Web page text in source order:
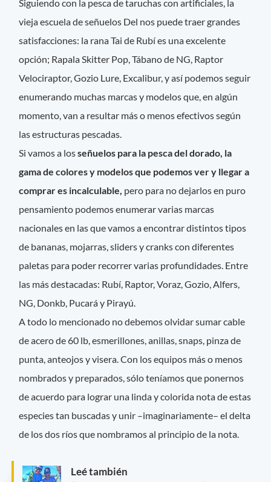
Siguiendo con la pesca de taruchas con artificiales, la
vieja escuela de señuelos Del nos puede traer grandes
satisfacciones: la rana Tai de Rubí es una excelente
opción; Rapala Skitter Pop, Tábano de NG, Raptor
Velociraptor, Gozio Lure, Excalibur, y así podemos seguir
enumerando muchas marcas y modelos que, en algún
momento, van a resultar más o menos efectivos según
las estructuras pescadas.
Si vamos a losseñuelos para la pesca del dorado, la
gama de colores y modelos que podemos ver y llegar a
comprar es incalculable, pero para no dejarlos en puro
pensamiento podemos enumerar varias marcas
nacionales en las que vamos a encontrar distintos tipos
de bananas, mojarras, sliders y cranks con diferentes
paletas para poder recorrer varias profundidades. Entre
las más destacadas: Rubí, Raptor, Voraz, Gozio, Alfers,
NG, Donkb, Pucará y Pirayú.
A todo lo mencionado no debemos olvidar sumar cable
de acero de 60 lb, esmerillones, anillas, snaps, pinza de
punta, anteojos y visera. Con los equipos más o menos
nombrados y preparados, sólo teníamos que ponernos
de acuerdo para lograr una linda y colorida nota de estas
especies tan buscadas y unir –imaginariamente– el delta
de los dos ríos que nombramos al principio de la nota.
Leé también